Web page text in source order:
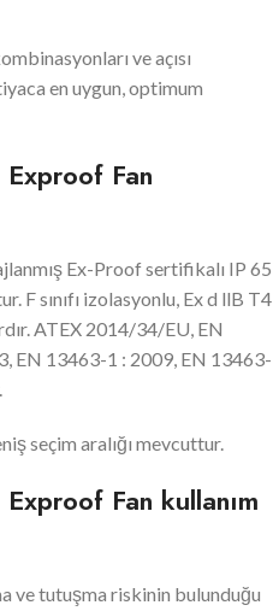
ve açısı
en uygun, optimum
Fan
Ex-Proof sertifikalı IP 65
F sınıfı izolasyonlu, Ex d llB T4
ATEX 2014/34/EU, EN
EN 13463-1 : 2009, EN 13463-
seçim aralığı mevcuttur.
Fan kullanım
ve tutuşma riskinin bulunduğu